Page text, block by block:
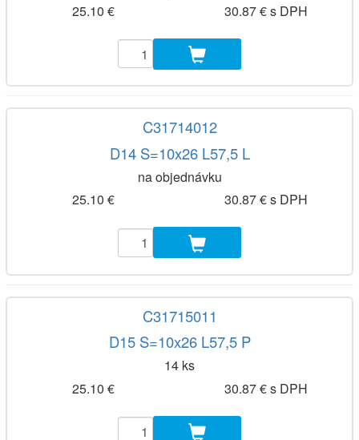
25.10 €
30.87 € s DPH
C31714012
D14 S=10x26 L57,5 L
na objednávku
25.10 €
30.87 € s DPH
C31715011
D15 S=10x26 L57,5 P
14 ks
25.10 €
30.87 € s DPH